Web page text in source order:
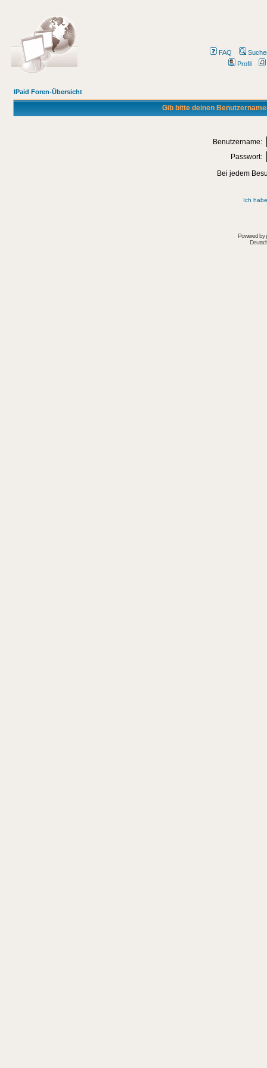
FAQ
Profil
IPaid Foren-Übersicht
Gib bitte deinen
Benutzername:
Passwort:
Bei jedem
Ich
Powered by